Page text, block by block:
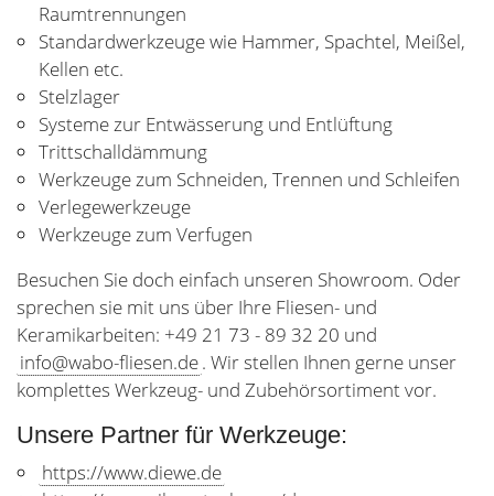
Raumtrennungen
Standardwerkzeuge wie Hammer, Spachtel, Meißel,
Kellen etc.
Stelzlager
Systeme zur Entwässerung und Entlüftung
Trittschalldämmung
Werkzeuge zum Schneiden, Trennen und Schleifen
Verlegewerkzeuge
Werkzeuge zum Verfugen
Besuchen Sie doch einfach unseren Showroom. Oder
sprechen sie mit uns über Ihre Fliesen- und
Keramikarbeiten: +49 21 73 - 89 32 20 und
info@wabo-fliesen.de. Wir stellen Ihnen gerne unser
komplettes Werkzeug- und Zubehörsortiment vor.
Unsere Partner für Werkzeuge:
https://www.diewe.de